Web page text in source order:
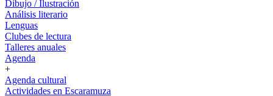
Dibujo / Ilustración
Análisis literario
Lenguas
Clubes de lectura
Talleres anuales
Agenda
+
Agenda cultural
Actividades en Escaramuza